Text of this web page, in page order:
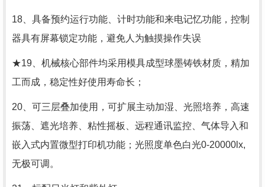
18、具备预约运行功能、计时功能和来电记忆功能，控制
器具有屏幕锁定功能，避免人为触摸操作失误
★19、机械核心部件均采用模具成型球墨铸铁材质，精加
工而成，稳定性好使用寿命长；
20、可三层叠加使用，可扩展主动加湿、光照培养，高速
振荡、遮光培养、粘性摇板、远程通讯监控、气体导入和
嵌入式内置微型打印机功能；光照度单色白光0-20000lx,
无极可调。